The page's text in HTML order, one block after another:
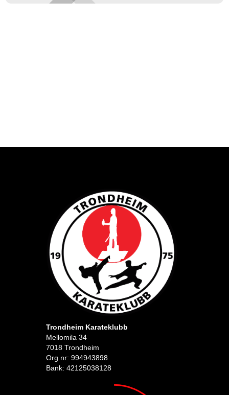
Trondheim Karateklubb
Mellomila 34
7018 Trondheim
Org.nr: 994943898
Bank: 42125038128